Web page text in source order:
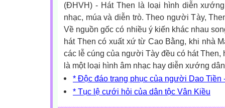
(ĐHVH) - Hát Then là loại hình diễn
nhạc, múa và diễn trò. Theo người Tày,
Về nguồn gốc có nhiều ý kiến khác nhau
hát Then có xuất xứ từ Cao Bằng, khi nhà
các lễ cúng của người Tày đều có hát Then,
là một loại hình âm nhạc hay diễn xướng
* Độc đáo trang phục của người Dao Tiền
* Tục lệ cưới hỏi của dân tộc Vân Kiều